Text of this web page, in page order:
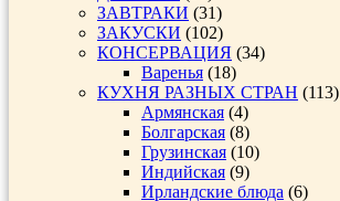
ЗАВТРАКИ (31)
ЗАКУСКИ (102)
КОНСЕРВАЦИЯ (34)
Варенья (18)
КУХНЯ РАЗНЫХ СТРАН (113)
Армянская (4)
Болгарская (8)
Грузинская (10)
Индийская (9)
Ирландские блюда (6)